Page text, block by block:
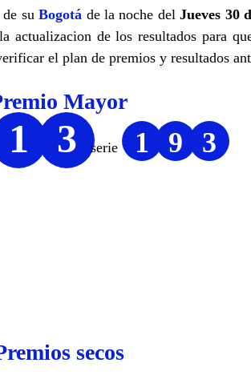
de suBogotá de la noche delJueves 30
actualizacion de los resultados para
el plan de premios y resultados
Mayor
1 3 serie 1 9 3
secos